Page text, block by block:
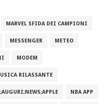
MARVEL SFIDA DEI CAMPIONI
MESSENGER METEO
MODEM
RILASSANTE
NBA APP